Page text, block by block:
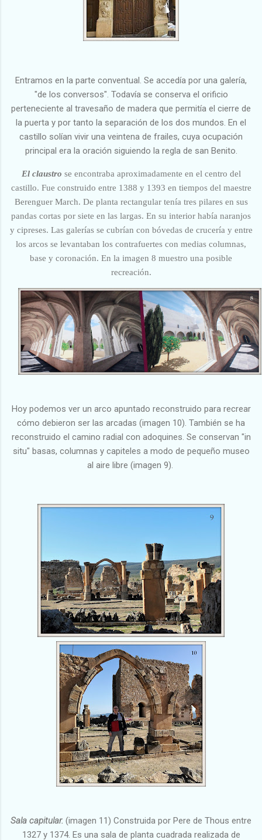
Entramos en la parte conventual. Se accedía por una galería,
"de los conversos". Todavía se conserva el orificio
perteneciente al travesaño de madera que permitía el cierre de
la puerta y por tanto la separación de los dos mundos. En el
castillo solían vivir una veintena de frailes, cuya ocupación
principal era la oración siguiendo la regla de san Benito.
El claustro se encontraba aproximadamente en el centro del
castillo. Fue construido entre 1388 y 1393 en tiempos del maestre
Berenguer March. De planta rectangular tenía tres pilares en sus
pandas cortas por siete en las largas. En su interior había naranjos
y cipreses. Las galerías se cubrían con bóvedas de crucería y entre
los arcos se levantaban los contrafuertes con medias columnas,
base y coronación. En la imagen 8 muestro una posible
recreación.
Hoy podemos ver un arco apuntado reconstruido para recrear
cómo debieron ser las arcadas (imagen 10). También se ha
reconstruido el camino radial con adoquines. Se conservan "in
situ" basas, columnas y capiteles a modo de pequeño museo
al aire libre (imagen 9).
Sala capitular. (imagen 11) Construida por Pere de Thous entre
1327 y 1374. Es una sala de planta cuadrada realizada de